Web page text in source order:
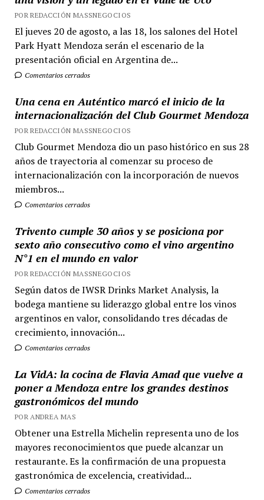
POR REDACCIÓN MASSNEGOCIOS
El jueves 20 de agosto, a las 18, los salones del Hotel
Park Hyatt Mendoza serán el escenario de la
presentación oficial en Argentina de...
Comentarios cerrados
Una cena en Auténtico marcó el inicio de la
internacionalización del Club Gourmet Mendoza
POR REDACCIÓN MASSNEGOCIOS
Club Gourmet Mendoza dio un paso histórico en sus 28
años de trayectoria al comenzar su proceso de
internacionalización con la incorporación de nuevos
miembros...
Comentarios cerrados
Trivento cumple 30 años y se posiciona por
sexto año consecutivo como el vino argentino
N°1 en el mundo en valor
POR REDACCIÓN MASSNEGOCIOS
Según datos de IWSR Drinks Market Analysis, la
bodega mantiene su liderazgo global entre los vinos
argentinos en valor, consolidando tres décadas de
crecimiento, innovación...
Comentarios cerrados
La VidA: la cocina de Flavia Amad que vuelve a
poner a Mendoza entre los grandes destinos
gastronómicos del mundo
POR ANDREA MAS
Obtener una Estrella Michelin representa uno de los
mayores reconocimientos que puede alcanzar un
restaurante. Es la confirmación de una propuesta
gastronómica de excelencia, creatividad...
Comentarios cerrados